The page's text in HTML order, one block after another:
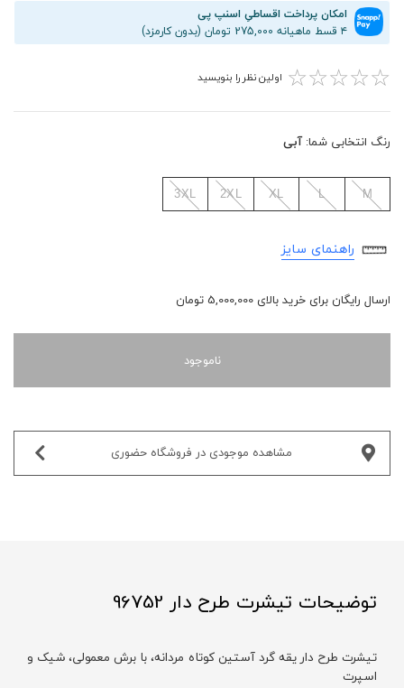
امکان پرداخت اقساطیِ اسنپ پی
۴ قسط ماهیانه 275,000 تومان (بدون کارمزد)
☆
☆
☆
☆
☆ اولین نظر را بنویسید
رنگ انتخابی شما:آبی
M
L
XL
2XL
3XL
راهنمای سایز
ارسال رایگان برای خرید بالای 5,000,000 تومان
ناموجود
مشاهده موجودی در فروشگاه حضوری‌
توضیحات تیشرت طرح دار 96752
تیشرت طرح دار یقه گرد آستین کوتاه مردانه، با برش معمولی، شیک و
اسپرت